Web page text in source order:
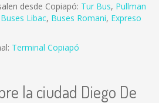
desde Copiapó: Tur Bus, Pullman
Buses Libac, Buses Romani, Expreso
Terminal Copiapó
la ciudad Diego De